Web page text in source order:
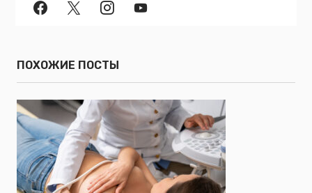
ПОХОЖИЕ ПОСТЫ